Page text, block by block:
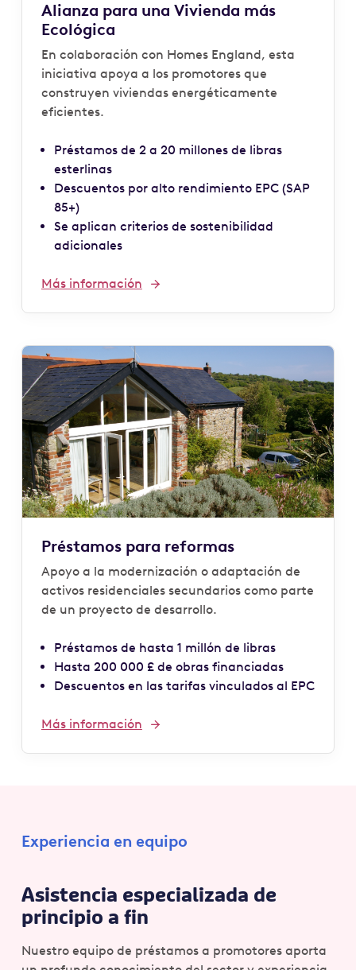
Alianza para una Vivienda más
Ecológica
En colaboración con Homes England, esta
iniciativa apoya a los promotores que
construyen viviendas energéticamente
eficientes.
Préstamos de 2 a 20 millones de libras
esterlinas
Descuentos por alto rendimiento EPC (SAP
85+)
Se aplican criterios de sostenibilidad
adicionales
Más información
Préstamos para reformas
Apoyo a la modernización o adaptación de
activos residenciales secundarios como parte
de un proyecto de desarrollo.
Préstamos de hasta 1 millón de libras
Hasta 200 000 £ de obras financiadas
Descuentos en las tarifas vinculados al EPC
Más información
Experiencia en equipo
Asistencia especializada de
principio a fin
Nuestro equipo de préstamos a promotores aporta